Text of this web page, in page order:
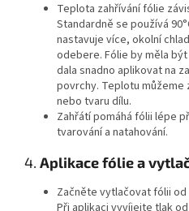
Teplota zahřívání fólie
Standardně se používá
nastavuje více, okolní
odebere. Fólie by měla
dala snadno aplikovat na
povrchy. Teplotu
nebo tvaru dílu.
Zahřátí pomáhá fólii lépe
tvarování a natahování.
4. Aplikace fólie a
Začněte vytlačovat fólii od